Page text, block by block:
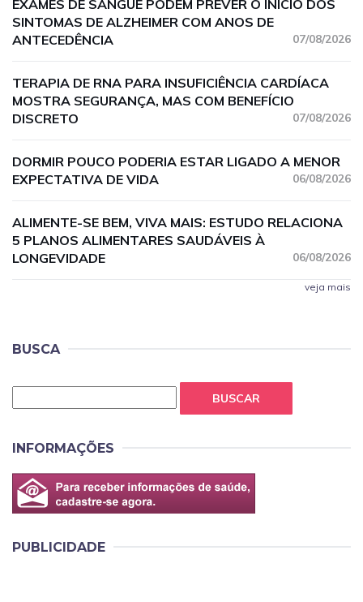
EXAMES DE SANGUE PODEM PREVER O INÍCIO DOS
SINTOMAS DE ALZHEIMER COM ANOS DE
ANTECEDÊNCIA
07/08/2026
TERAPIA DE RNA PARA INSUFICIÊNCIA CARDÍACA
MOSTRA SEGURANÇA, MAS COM BENEFÍCIO
DISCRETO
07/08/2026
DORMIR POUCO PODERIA ESTAR LIGADO A MENOR
EXPECTATIVA DE VIDA
06/08/2026
ALIMENTE-SE BEM, VIVA MAIS: ESTUDO RELACIONA
5 PLANOS ALIMENTARES SAUDÁVEIS À
LONGEVIDADE
06/08/2026
veja mais
BUSCA
BUSCAR
INFORMAÇÕES
PUBLICIDADE